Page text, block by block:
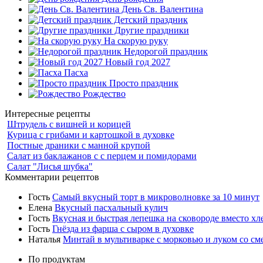
День Св. Валентина
Детский праздник
Другие праздники
На скорую руку
Недорогой праздник
Новый год 2027
Пасха
Просто праздник
Рождество
Интересные рецепты
Штрудель с вишней и корицей
Курица с грибами и картошкой в духовке
Постные драники с манной крупой
Салат из баклажанов с с перцем и помидорами
Салат "Лисья шубка"
Комментарии рецептов
Гость Самый вкусный торт в микроволновке за 10 минут
Елена Вкусный пасхальный кулич
Гость Вкусная и быстрая лепешка на сковороде вместо
Гость Гнёзда из фарша с сыром в духовке
Наталья Минтай в мультиварке с морковью и луком со
По продуктам